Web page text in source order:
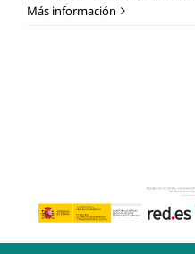
Más información